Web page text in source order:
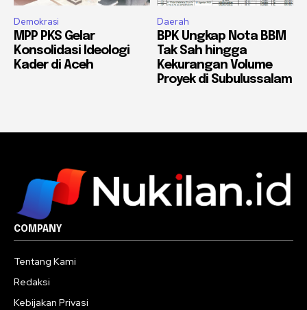
Demokrasi
MPP PKS Gelar
Konsolidasi Ideologi
Kader di Aceh
Daerah
BPK Ungkap Nota BBM
Tak Sah hingga
Kekurangan Volume
Proyek di Subulussalam
COMPANY
Tentang Kami
Redaksi
Kebijakan Privasi